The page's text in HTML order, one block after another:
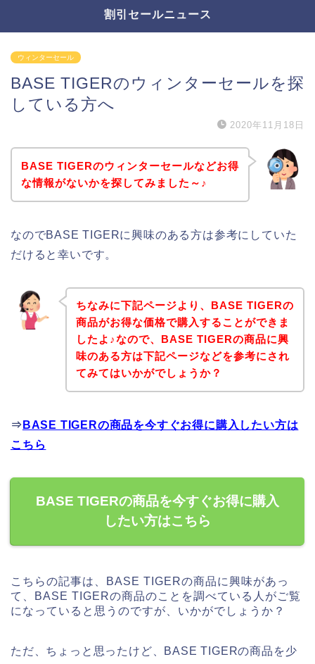
割引セールニュース
ウィンターセール
BASE TIGERのウィンターセールを探
している方へ
2020年11月18日
BASE TIGERのウィンターセールなどお得
な情報がないかを探してみました～♪
なのでBASE TIGERに興味のある方は参考にしていた
だけると幸いです。
ちなみに下記ページより、BASE TIGERの
商品がお得な価格で購入することができま
したよ♪なので、BASE TIGERの商品に興
味のある方は下記ページなどを参考にされ
てみてはいかがでしょうか？
⇒ BASE TIGERの商品を今すぐお得に購入したい方は
こちら
BASE TIGERの商品を今すぐお得に購入
したい方はこちら
こちらの記事は、BASE TIGERの商品に興味があっ
て、BASE TIGERの商品のことを調べている人がご覧
になっていると思うのですが、いかがでしょうか？
ただ、ちょっと思ったけど、BASE TIGERの商品を少